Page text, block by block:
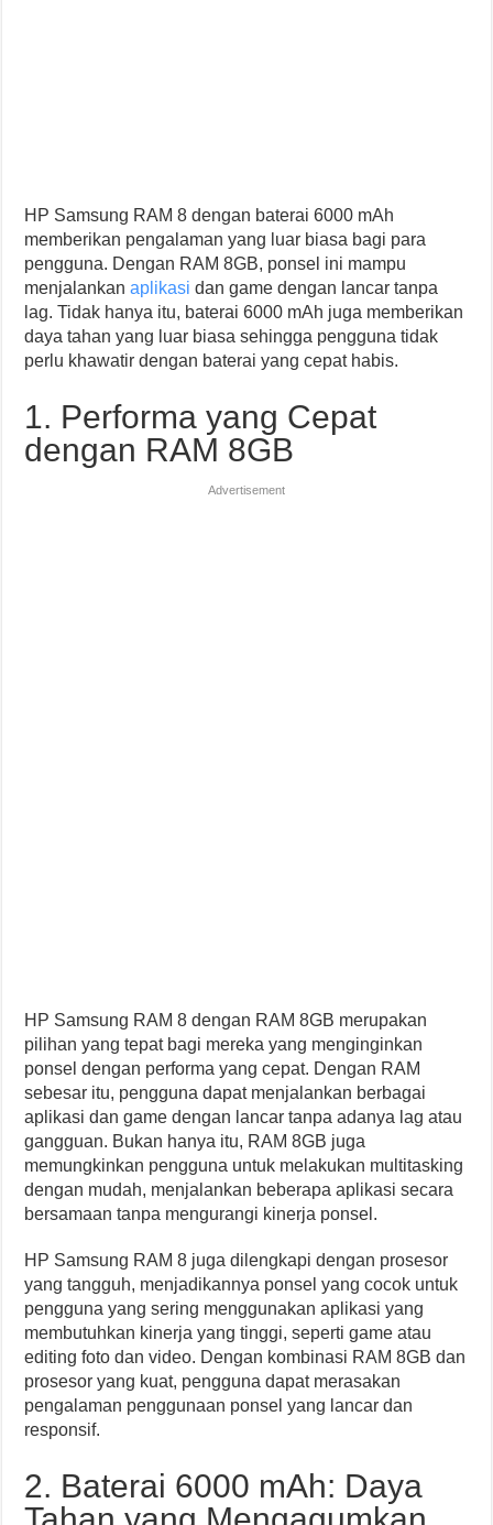
HP Samsung RAM 8 dengan baterai 6000 mAh
memberikan pengalaman yang luar biasa bagi para
pengguna. Dengan RAM 8GB, ponsel ini mampu
menjalankanaplikasi dan game dengan lancar tanpa
lag. Tidak hanya itu, baterai 6000 mAh juga memberikan
daya tahan yang luar biasa sehingga pengguna tidak
perlu khawatir dengan baterai yang cepat habis.
1. Performa yang Cepat
dengan RAM 8GB
Advertisement
HP Samsung RAM 8 dengan RAM 8GB merupakan
pilihan yang tepat bagi mereka yang menginginkan
ponsel dengan performa yang cepat. Dengan RAM
sebesar itu, pengguna dapat menjalankan berbagai
aplikasi dan game dengan lancar tanpa adanya lag atau
gangguan. Bukan hanya itu, RAM 8GB juga
memungkinkan pengguna untuk melakukan multitasking
dengan mudah, menjalankan beberapa aplikasi secara
bersamaan tanpa mengurangi kinerja ponsel.
HP Samsung RAM 8 juga dilengkapi dengan prosesor
yang tangguh, menjadikannya ponsel yang cocok untuk
pengguna yang sering menggunakan aplikasi yang
membutuhkan kinerja yang tinggi, seperti game atau
editing foto dan video. Dengan kombinasi RAM 8GB dan
prosesor yang kuat, pengguna dapat merasakan
pengalaman penggunaan ponsel yang lancar dan
responsif.
2. Baterai 6000 mAh: Daya